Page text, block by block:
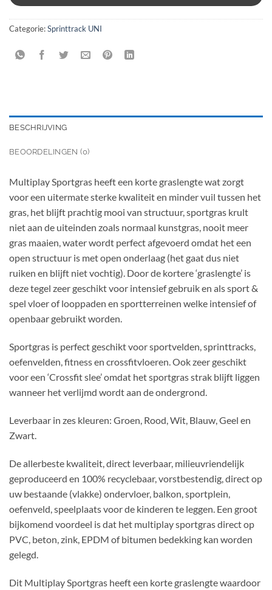
Categorie:Sprinttrack UNI
BESCHRIJVING
BEOORDELINGEN (0)
Multiplay Sportgras heeft een korte graslengte wat zorgt
voor een uitermate sterke kwaliteit en minder vuil tussen het
gras, het blijft prachtig mooi van structuur, sportgras krult
niet aan de uiteinden zoals normaal kunstgras, nooit meer
gras maaien, water wordt perfect afgevoerd omdat het een
open structuur is met open onderlaag (het gaat dus niet
ruiken en blijft niet vochtig). Door de kortere ‘graslengte’ is
deze tegel zeer geschikt voor intensief gebruik en als sport &
spel vloer of looppaden en sportterreinen welke intensief of
openbaar gebruikt worden.
Sportgras is perfect geschikt voor sportvelden, sprinttracks,
oefenvelden, fitness en crossfitvloeren. Ook zeer geschikt
voor een ‘Crossfit slee’ omdat het sportgras strak blijft liggen
wanneer het verlijmd wordt aan de ondergrond.
Leverbaar in zes kleuren: Groen, Rood, Wit, Blauw, Geel en
Zwart.
De allerbeste kwaliteit, direct leverbaar, milieuvriendelijk
geproduceerd en 100% recyclebaar, vorstbestendig, direct op
uw bestaande (vlakke) ondervloer, balkon, sportplein,
oefenveld, speelplaats voor de kinderen te leggen. Een groot
bijkomend voordeel is dat het multiplay sportgras direct op
PVC, beton, zink, EPDM of bitumen bedekking kan worden
gelegd.
Dit Multiplay Sportgras heeft een korte graslengte waardoor